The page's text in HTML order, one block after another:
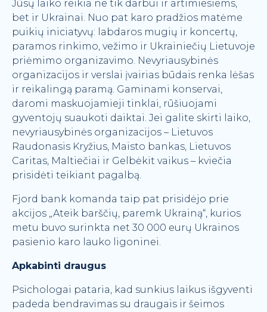
Jūsų laiko reikia ne tik darbui ir artimiesiems,
bet ir Ukrainai. Nuo pat karo pradžios matėme
puikių iniciatyvų: labdaros mugių ir koncertų,
paramos rinkimo, vežimo ir Ukrainiečių Lietuvoje
priėmimo organizavimo. Nevyriausybinės
organizacijos ir verslai įvairias būdais renka lėšas
ir reikalingą paramą. Gaminami konservai,
daromi maskuojamieji tinklai, rūšiuojami
gyventojų suaukoti daiktai. Jei galite skirti laiko,
nevyriausybinės organizacijos – Lietuvos
Raudonasis Kryžius, Maisto bankas, Lietuvos
Caritas, Maltiečiai ir Gelbėkit vaikus – kviečia
prisidėti teikiant pagalbą.
Fjord bank komanda taip pat prisidėjo prie
akcijos „Ateik barščių, paremk Ukrainą“, kurios
metu buvo surinkta net 30 000 eurų Ukrainos
pasienio karo lauko ligoninei.
Apkabinti draugus
Psichologai pataria, kad sunkius laikus išgyventi
padeda bendravimas su draugais ir šeimos